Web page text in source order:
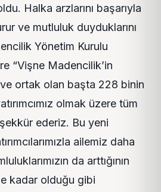
Halka arzlarını başarıyla
ve mutluluk duyduklarını
Yönetim Kurulu
“Vişne Madencilik’in
ortak olan başta 228 binin
olmak üzere tüm
ederiz. Bu yeni
ailemiz daha
da arttığının
kadar olduğu gibi